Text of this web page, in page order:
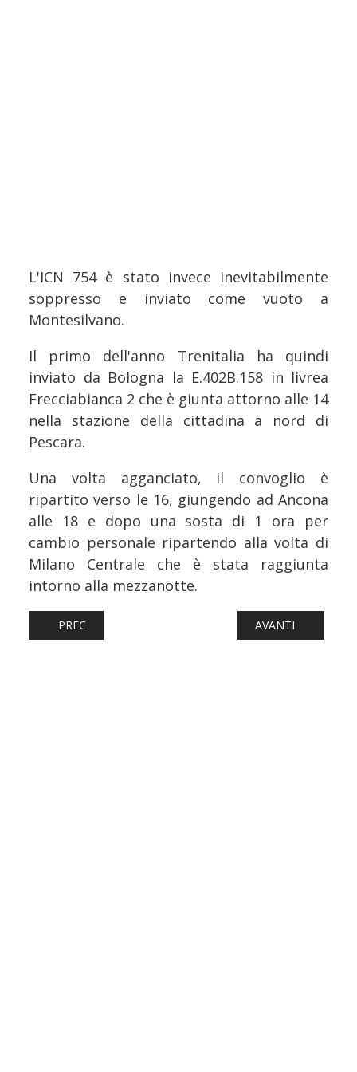
L'ICN 754 è stato invece inevitabilmente
soppresso e inviato come vuoto a
Montesilvano.
Il primo dell'anno Trenitalia ha quindi
inviato da Bologna la E.402B.158 in livrea
Frecciabianca 2 che è giunta attorno alle 14
nella stazione della cittadina a nord di
Pescara.
Una volta agganciato, il convoglio è
ripartito verso le 16, giungendo ad Ancona
alle 18 e dopo una sosta di 1 ora per
cambio personale ripartendo alla volta di
Milano Centrale che è stata raggiunta
intorno alla mezzanotte.
ARTICOLO PRECEDENTE: FERROVIE: TRASPORTO
PREC ARTICOLO
AVANTI